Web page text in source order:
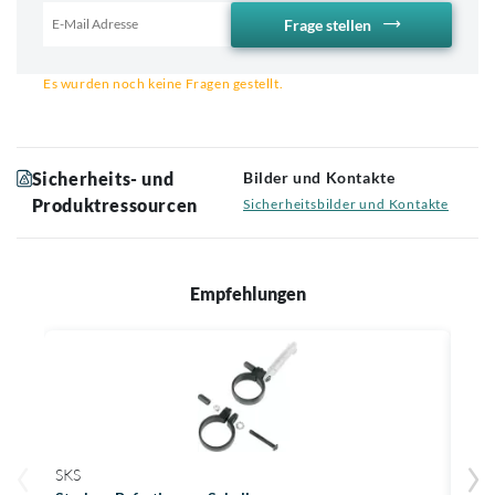
Frage stellen
Es wurden noch keine Fragen gestellt.
Sicherheits- und
Produktressourcen
Bilder und Kontakte
Sicherheitsbilder und Kontakte
Empfehlungen
SKS